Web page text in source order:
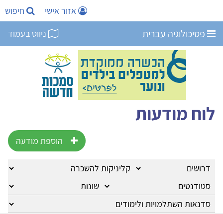
אזור אישי חיפוש
פסיכולוגיה עברית ניווט בעמוד
לוח מודעות
הוספת מודעה